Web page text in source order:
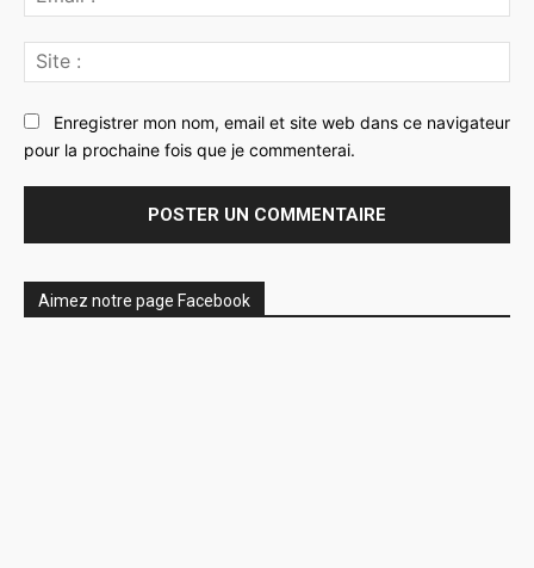
:*
:
Enregistrer mon nom, email et site web dans ce navigateur
pour la prochaine fois que je commenterai.
Aimez notre page Facebook